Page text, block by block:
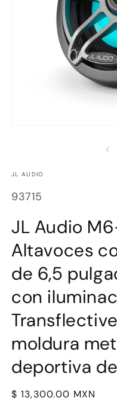
una
modal
JL AUDIO
SKU:
93715
JL Audio
Altavoces
de 6,5
con
moldura
deportiva
Precio
$ 13,300.00 MXN